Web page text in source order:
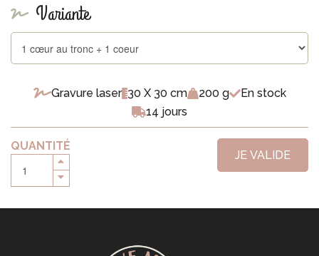
Variante
Gravure laser 30 X 30 cm 200 g
En stock
14 jours
QUANTITÉ
JE VALIDE